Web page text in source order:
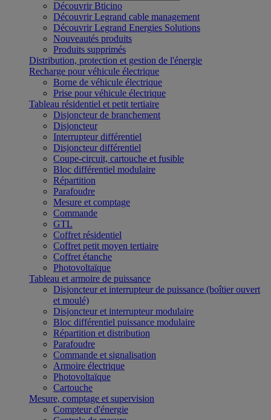
Découvrir Bticino
Découvrir Legrand cable management
Découvrir Legrand Energies Solutions
Nouveautés produits
Produits supprimés
Distribution, protection et gestion de l'énergie
Recharge pour véhicule électrique
Borne de véhicule électrique
Prise pour véhicule électrique
Tableau résidentiel et petit tertiaire
Disjoncteur de branchement
Disjoncteur
Interrupteur différentiel
Disjoncteur différentiel
Coupe-circuit, cartouche et fusible
Bloc différentiel modulaire
Répartition
Parafoudre
Mesure et comptage
Commande
GTL
Coffret résidentiel
Coffret petit moyen tertiaire
Coffret étanche
Photovoltaïque
Tableau et armoire de puissance
Disjoncteur et interrupteur de puissance (boîtier ouvert
et moulé)
Disjoncteur et interrupteur modulaire
Bloc différentiel puissance modulaire
Répartition et distribution
Parafoudre
Commande et signalisation
Armoire électrique
Photovoltaïque
Cartouche
Mesure, comptage et supervision
Compteur d'énergie